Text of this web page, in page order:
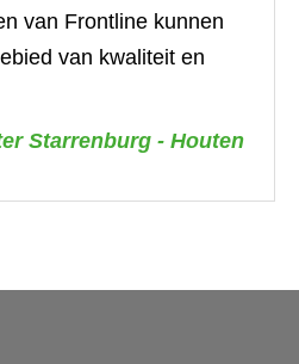
van Frontline kunnen
van kwaliteit en
Starrenburg - Houten